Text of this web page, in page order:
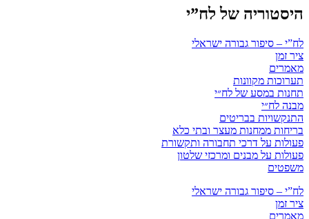
היסטוריה של לח”י
לח”י – סיפור גבורה ישראלי
ציר זמן
מאמרים
תערוכות מקוונות
תחנות במסע של לח״י
מבנה לח״י
התנקשויות בבריטים
בריחות ממחנות מעצר ובתי כלא
פעולות על דרכי תחבורה ותקשורת
פעולות על מבנים ומרכזי שלטון
משפטים
לח”י – סיפור גבורה ישראלי
ציר זמן
מאמרים